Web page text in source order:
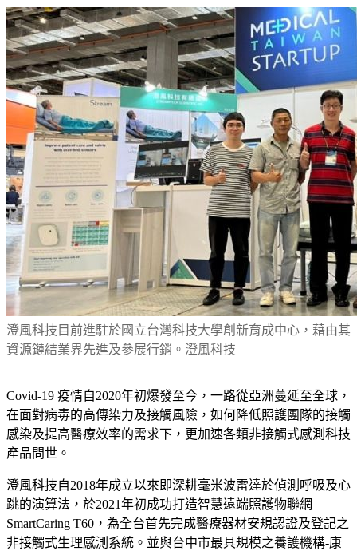
澄風科技目前進駐於國立台灣科技大學創新育成中心，藉由其
資源鏈結業界先進及參展行銷。澄風科技
Covid-19 疫情自2020年初爆發至今，一路從亞洲蔓延至全球，
在面對病毒的高傳染力及接觸風險，如何降低照護團隊的接觸
感染及提高醫療效率的需求下，更加速各類非接觸式感測科技
產品問世。
澄風科技自2018年成立以來即深耕毫米波雷達於偵測呼吸及心
跳的演算法，於2021年初成功打造智慧遠端照護物聯網
SmartCaring T60，為全台首先完成醫療器材安規認證及登記之
非接觸式生理感測系統。並與台中市最具規模之養護機構-康